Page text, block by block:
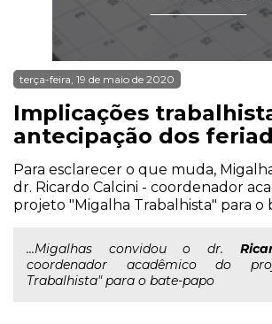
terça-feira, 19 de maio de 2020
Implicações
antecipação dos
Para esclarecer o que muda,
dr. Ricardo Calcini - coordenador
projeto "Migalha Trabalhista" para o
...Migalhas convidou o dr.
coordenador acadêmico do
Trabalhista" para o bate-papo